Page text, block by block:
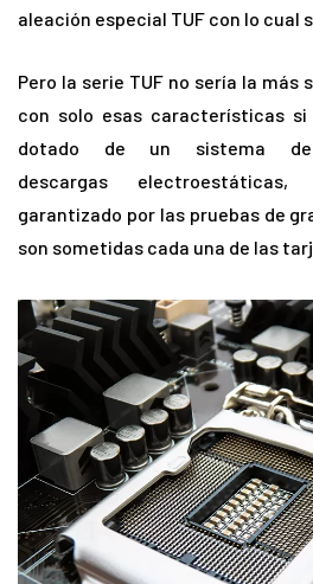
aleación especial TUF con lo cual
Pero la serie TUF no sería la más
con solo esas características
dotado de un sistema
descargas
garantizado por las pruebas de
son sometidas cada una de las